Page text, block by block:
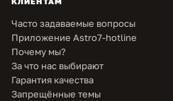
Часто задаваемые вопросы
Приложение Astro7-hotline
Почему мы?
За что нас выбирают
Гарантия качества
Запрещённые темы